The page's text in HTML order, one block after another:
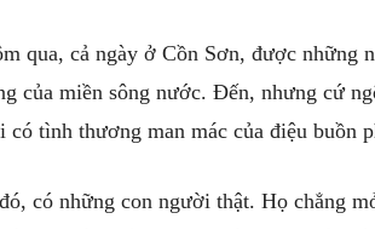
qua, cả ngày ở Cồn Sơn, được những
của miền sông nước. Đến, nhưng cứ
có tình thương man mác của điệu buồn
có những con người thật. Họ chẳng